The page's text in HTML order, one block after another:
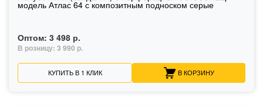
модель Атлас 64 с композитным подноском серые
Оптом: 3 498 р.
В розницу: 3 990 р.
КУПИТЬ В 1 КЛИК В КОРЗИНУ